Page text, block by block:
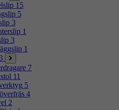
15
5
3
1
3
1
7
11
5
4
2